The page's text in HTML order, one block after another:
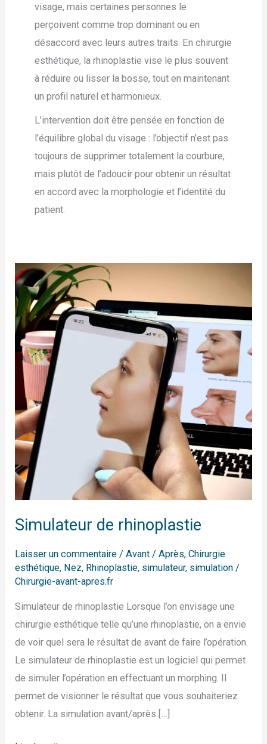
visage, mais certaines personnes le
perçoivent comme trop dominant ou en
désaccord avec leurs autres traits. En chirurgie
esthétique, la rhinoplastie vise le plus souvent
à réduire ou lisser la bosse, tout en maintenant
un profil naturel et harmonieux.
L’intervention doit être pensée en fonction de
l’équilibre global du visage : l’objectif n’est pas
toujours de supprimer totalement la courbure,
mais plutôt de l’adoucir pour obtenir un résultat
en accord avec la morphologie et l’identité du
patient.
Simulateur de rhinoplastie
Laisser un commentaire /Avant / Après,Chirurgie
esthétique, Nez, Rhinoplastie, simulateur, simulation /
Chirurgie-avant-apres.fr
Simulateur de rhinoplastie Lorsque l’on envisage une
chirurgie esthétique telle qu’une rhinoplastie, on a envie
de voir quel sera le résultat de avant de faire l’opération.
Le simulateur de rhinoplastie est un logiciel qui permet
de simuler l’opération en effectuant un morphing. Il
permet de visionner le résultat que vous souhaiteriez
obtenir. La simulation avant/après […]
Simulateur
de
rhinoplastie